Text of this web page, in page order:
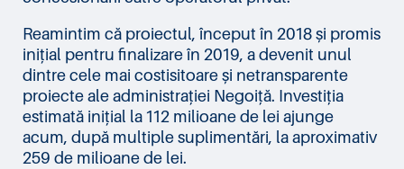
Reamintim că proiectul, început în 2018 și promis
inițial pentru finalizare în 2019, a devenit unul
dintre cele mai costisitoare și netransparente
proiecte ale administrației Negoiță. Investiția
estimată inițial la 112 milioane de lei ajunge
acum, după multiple suplimentări, la aproximativ
259 de milioane de lei.